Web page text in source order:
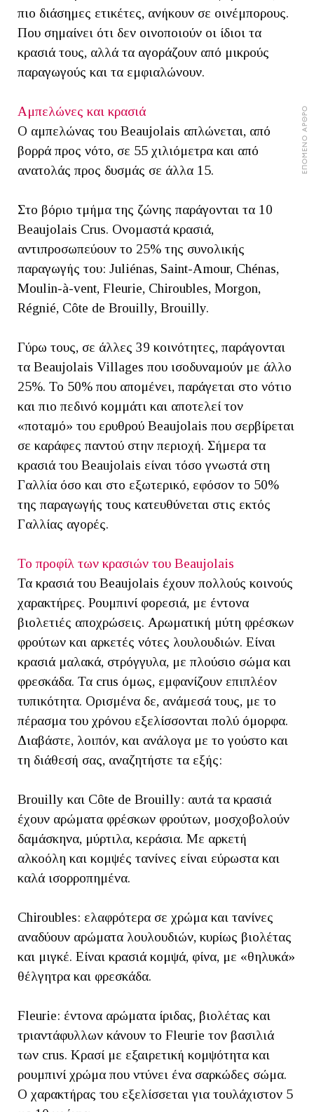
ΕΠΟΜΕΝΟ ΑΡΘΡΟ
πιο διάσημες ετικέτες, ανήκουν σε οινέμπορους.
Που σημαίνει ότι δεν οινοποιούν οι ίδιοι τα
κρασιά τους, αλλά τα αγοράζουν από μικρούς
παραγωγούς και τα εμφιαλώνουν.
Αμπελώνες και κρασιά
Ο αμπελώνας του Beaujolais απλώνεται, από
βορρά προς νότο, σε 55 χιλιόμετρα και από
ανατολάς προς δυσμάς σε άλλα 15.
Στο βόριο τμήμα της ζώνης παράγονται τα 10
Beaujolais Crus. Ονομαστά κρασιά,
αντιπροσωπεύουν το 25% της συνολικής
παραγωγής του: Juliénas, Saint-Amour, Chénas,
Moulin-à-vent, Fleurie, Chiroubles, Morgon,
Régnié, Côte de Brouilly, Brouilly.
Γύρω τους, σε άλλες 39 κοινότητες, παράγονται
τα Beaujolais Villages που ισοδυναμούν με άλλο
25%. Το 50% που απομένει, παράγεται στο νότιο
και πιο πεδινό κομμάτι και αποτελεί τον
«ποταμό» του ερυθρού Beaujolais που σερβίρεται
σε καράφες παντού στην περιοχή. Σήμερα τα
κρασιά του Beaujolais είναι τόσο γνωστά στη
Γαλλία όσο και στο εξωτερικό, εφόσον το 50%
της παραγωγής τους κατευθύνεται στις εκτός
Γαλλίας αγορές.
Το προφίλ των κρασιών του Beaujolais
Τα κρασιά του Beaujolais έχουν πολλούς κοινούς
χαρακτήρες. Ρουμπινί φορεσιά, με έντονα
βιολετιές αποχρώσεις. Αρωματική μύτη φρέσκων
φρούτων και αρκετές νότες λουλουδιών. Είναι
κρασιά μαλακά, στρόγγυλα, με πλούσιο σώμα και
φρεσκάδα. Τα crus όμως, εμφανίζουν επιπλέον
τυπικότητα. Ορισμένα δε, ανάμεσά τους, με το
πέρασμα του χρόνου εξελίσσονται πολύ όμορφα.
Διαβάστε, λοιπόν, και ανάλογα με το γούστο και
τη διάθεσή σας, αναζητήστε τα εξής:
Brouilly και Côte de Brouilly: αυτά τα κρασιά
έχουν αρώματα φρέσκων φρούτων, μοσχοβολούν
δαμάσκηνα, μύρτιλα, κεράσια. Με αρκετή
αλκοόλη και κομψές τανίνες είναι εύρωστα και
καλά ισορροπημένα.
Chiroubles: ελαφρότερα σε χρώμα και τανίνες
αναδύουν αρώματα λουλουδιών, κυρίως βιολέτας
και μιγκέ. Είναι κρασιά κομψά, φίνα, με «θηλυκά»
θέλγητρα και φρεσκάδα.
Fleurie: έντονα αρώματα ίριδας, βιολέτας και
τριαντάφυλλων κάνουν το Fleurie τον βασιλιά
των crus. Κρασί με εξαιρετική κομψότητα και
ρουμπινί χρώμα που ντύνει ένα σαρκώδες σώμα.
Ο χαρακτήρας του εξελίσσεται για τουλάχιστον 5